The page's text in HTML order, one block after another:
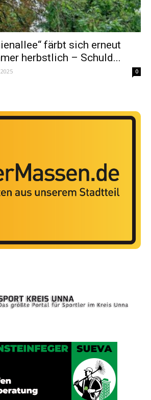
färbt sich erneut
herbstlich – Schuld...
0